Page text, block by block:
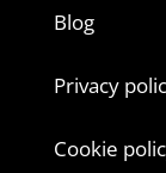
Blog
Privacy
Cookie